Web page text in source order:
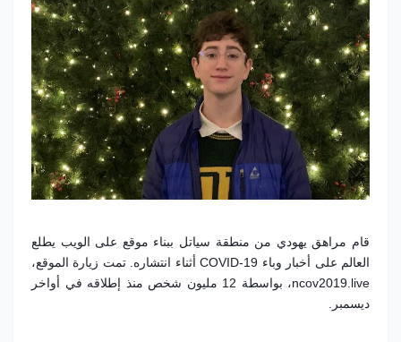
قام مراهق يهودي من منطقة سياتل ببناء موقع على الويب يطلع
العالم على أخبار وباء COVID-19 أثناء انتشاره. تمت زيارة الموقع،
ncov2019.live، بواسطة 12 مليون شخص منذ إطلاقه في أواخر
ديسمبر.